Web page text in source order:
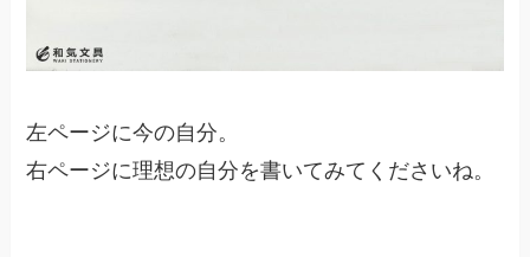
左ページに今の自分。
右ページに理想の自分を書いてみてくださいね。